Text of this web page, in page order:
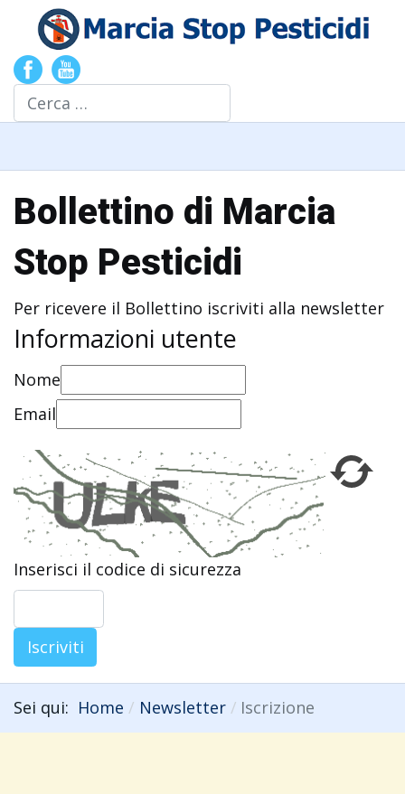
Cerca
Bollettino di Marcia
Stop Pesticidi
Per ricevere il Bollettino iscriviti alla newsletter
Informazioni utente
Nome
Email
Inserisci il codice di sicurezza
Iscriviti
Sei qui: Home Newsletter Iscrizione